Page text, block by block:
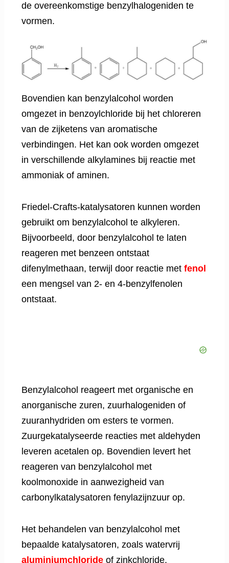
de overeenkomstige benzylhalogeniden te
vormen.
Bovendien kan benzylalcohol worden
omgezet in benzoylchloride bij het chloreren
van de zijketens van aromatische
verbindingen. Het kan ook worden omgezet
in verschillende alkylamines bij reactie met
ammoniak of aminen.
Friedel-Crafts-katalysatoren kunnen worden
gebruikt om benzylalcohol te alkyleren.
Bijvoorbeeld, door benzylalcohol te laten
reageren met benzeen ontstaat
difenylmethaan, terwijl door reactie met fenol
een mengsel van 2- en 4-benzylfenolen
ontstaat.
Benzylalcohol reageert met organische en
anorganische zuren, zuurhalogeniden of
zuuranhydriden om esters te vormen.
Zuurgekatalyseerde reacties met aldehyden
leveren acetalen op. Bovendien levert het
reageren van benzylalcohol met
koolmonoxide in aanwezigheid van
carbonylkatalysatoren fenylazijnzuur op.
Het behandelen van benzylalcohol met
bepaalde katalysatoren, zoals watervrij
aluminiumchloride of zinkchloride,